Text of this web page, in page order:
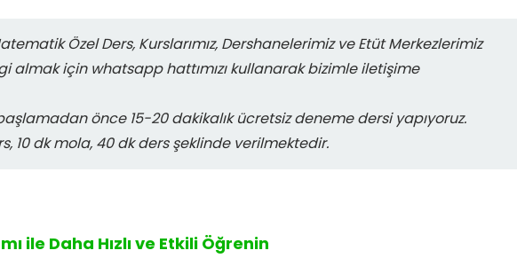
Özel Ders, Kurslarımız, Dershanelerimiz ve Etüt Merkezlerimiz
almak için whatsapp hattımızı kullanarak bizimle iletişime
önce 15-20 dakikalık ücretsiz deneme dersi yapıyoruz.
10 dk mola, 40 dk ders şeklinde verilmektedir.
ile Daha Hızlı ve Etkili Öğrenin